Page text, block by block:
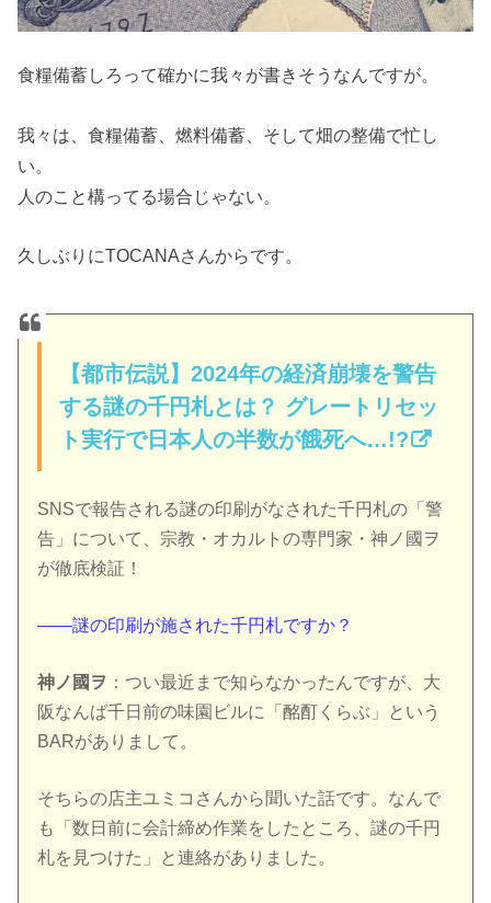
食糧備蓄しろって確かに我々が書きそうなんですが。
我々は、食糧備蓄、燃料備蓄、そして畑の整備で忙し
い。
人のこと構ってる場合じゃない。
久しぶりにTOCANAさんからです。
【都市伝説】2024年の経済崩壊を警告
する謎の千円札とは？ グレートリセッ
ト実行で日本人の半数が餓死へ…!?
SNSで報告される謎の印刷がなされた千円札の「警
告」について、宗教・オカルトの専門家・神ノ國ヲ
が徹底検証！
――謎の印刷が施された千円札ですか？
神ノ國ヲ ：つい最近まで知らなかったんですが、大
阪なんば千日前の味園ビルに「酩酊くらぶ」という
BARがありまして。
そちらの店主ユミコさんから聞いた話です。なんで
も「数日前に会計締め作業をしたところ、謎の千円
札を見つけた」と連絡がありました。